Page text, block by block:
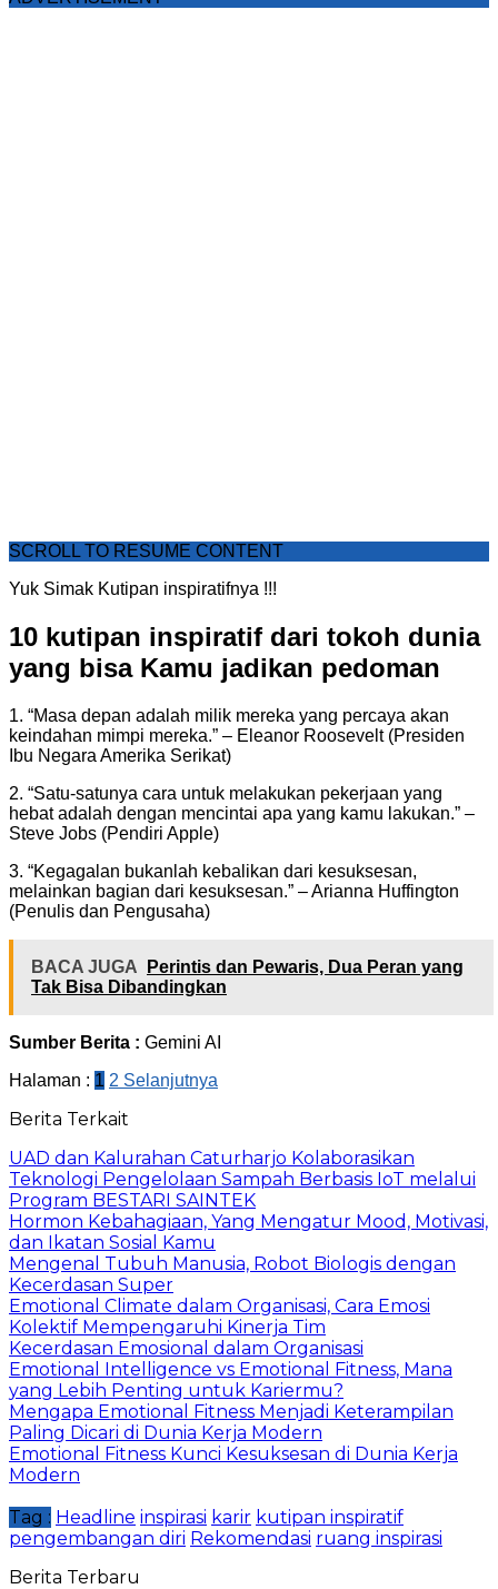
SCROLL TO RESUME CONTENT
Yuk Simak Kutipan inspiratifnya !!!
10 kutipan inspiratif dari tokoh dunia
yang bisa Kamu jadikan pedoman
1. “Masa depan adalah milik mereka yang percaya akan
keindahan mimpi mereka.” – Eleanor Roosevelt (Presiden
Ibu Negara Amerika Serikat)
2. “Satu-satunya cara untuk melakukan pekerjaan yang
hebat adalah dengan mencintai apa yang kamu lakukan.” –
Steve Jobs (Pendiri Apple)
3. “Kegagalan bukanlah kebalikan dari kesuksesan,
melainkan bagian dari kesuksesan.” – Arianna Huffington
(Penulis dan Pengusaha)
BACA JUGA
Perintis dan Pewaris, Dua Peran yang
Tak Bisa Dibandingkan
Sumber Berita : Gemini AI
Halaman : 1 2 Selanjutnya
Berita Terkait
UAD dan Kalurahan Caturharjo Kolaborasikan
Teknologi Pengelolaan Sampah Berbasis IoT melalui
Program BESTARI SAINTEK
Hormon Kebahagiaan, Yang Mengatur Mood, Motivasi,
dan Ikatan Sosial Kamu
Mengenal Tubuh Manusia, Robot Biologis dengan
Kecerdasan Super
Emotional Climate dalam Organisasi, Cara Emosi
Kolektif Mempengaruhi Kinerja Tim
Kecerdasan Emosional dalam Organisasi
Emotional Intelligence vs Emotional Fitness, Mana
yang Lebih Penting untuk Kariermu?
Mengapa Emotional Fitness Menjadi Keterampilan
Paling Dicari di Dunia Kerja Modern
Emotional Fitness Kunci Kesuksesan di Dunia Kerja
Modern
Tag : Headline inspirasi karir kutipan inspiratif
pengembangan diri Rekomendasi ruang inspirasi
Berita Terbaru